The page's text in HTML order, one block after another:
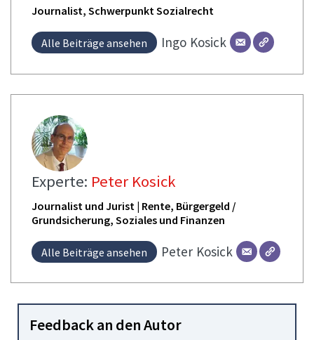
Journalist, Schwerpunkt Sozialrecht
Alle Beiträge ansehen Ingo Kosick
Experte: Peter Kosick
Journalist und Jurist | Rente, Bürgergeld /
Grundsicherung, Soziales und Finanzen
Alle Beiträge ansehen Peter Kosick
Feedback an den Autor